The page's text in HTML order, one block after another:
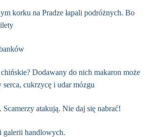
korku na Pradze łapali podróżnych. Bo
Dodawany do nich makaron może
cukrzycę i udar mózgu
atakują. Nie daj się nabrać!
galerii handlowych.